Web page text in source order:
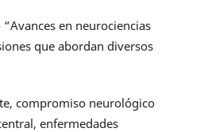
en neurociencias
que abordan diversos
compromiso neurológico
enfermedades